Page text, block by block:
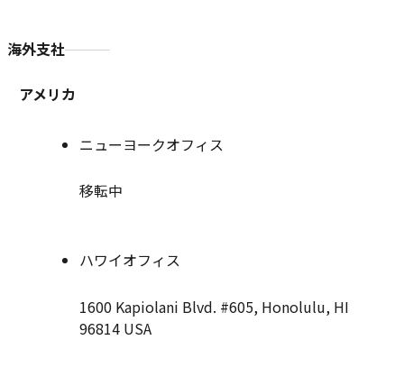
海外支社
アメリカ
ニューヨークオフィス
移転中
ハワイオフィス
1600 Kapiolani Blvd. #605, Honolulu, HI
96814 USA